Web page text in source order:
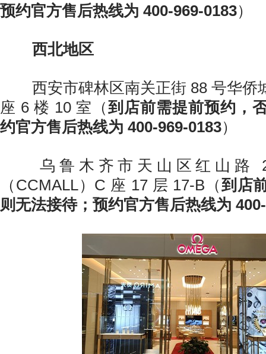
预约官方售后热线为 400-969-0183）
西北地区
西安市碑林区南关正街 88 号华侨
座 6 楼 10 室（到店前需提前预约，
约官方售后热线为 400-969-0183）
乌鲁木齐市天山区红山路
（CCMALL）C 座 17 层 17-B（到店
则无法接待；预约官方售后热线为